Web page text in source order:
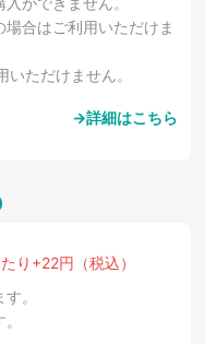
合はご利用いただけま
ただけません。
→詳細はこちら
り+22円（税込）
。